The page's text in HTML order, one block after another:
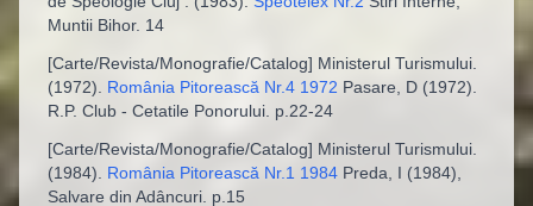
Muntii Bihor. 14
[Carte/Revista/Monografie/Catalog] Ministerul Turismului
(1972). România Pitorească Nr.4 1972 Pasare, D (1972).
R.P. Club - Cetatile Ponorului p.22-24
[Carte/Revista/Monografie/Catalog] Ministerul Turismului
(1984). România Pitorească Nr.1 1984 Preda, I (1984),
Salvare din Adâncuri p.15